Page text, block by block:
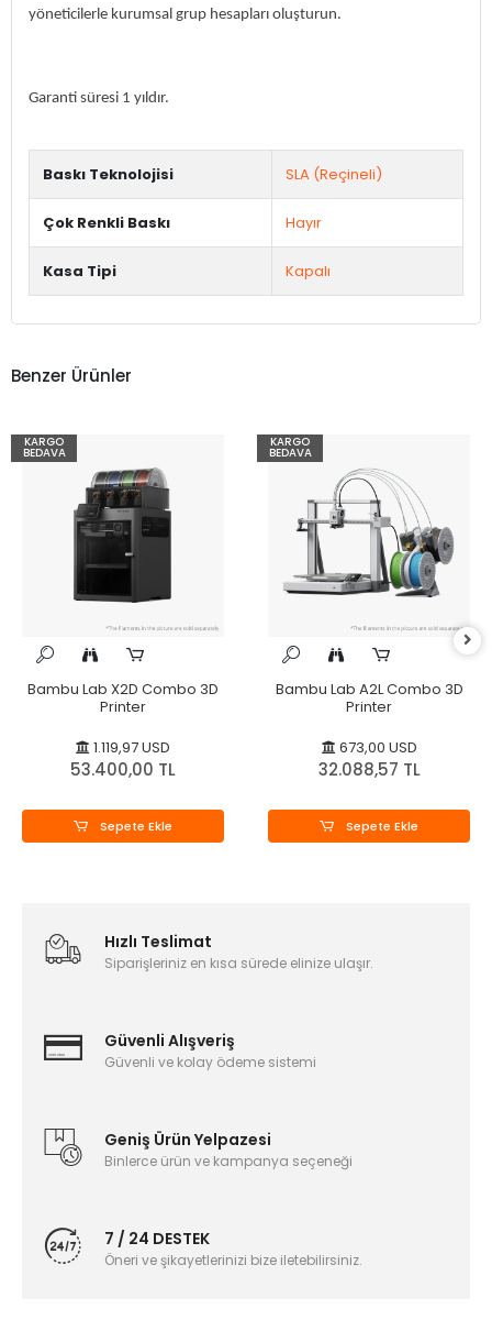
yöneticilerle kurumsal grup hesapları oluşturun.
Garanti süresi 1 yıldır.
Baskı Teknolojisi SLA (Reçineli)
Çok Renkli Baskı Hayır
Kasa Tipi Kapalı
Benzer Ürünler
KARGO
BEDAVA
Bambu Lab X2D Combo 3D
Printer
1.119,97 USD
53.400,00 TL
Sepete Ekle
KARGO
BEDAVA
Bambu Lab A2L Combo 3D
Printer
673,00 USD
32.088,57 TL
Sepete Ekle
Hızlı Teslimat
Siparişleriniz en kısa sürede elinize ulaşır.
Güvenli Alışveriş
Güvenli ve kolay ödeme sistemi
Geniş Ürün Yelpazesi
Binlerce ürün ve kampanya seçeneği
7 / 24 DESTEK
Öneri ve şikayetlerinizi bize iletebilirsiniz.